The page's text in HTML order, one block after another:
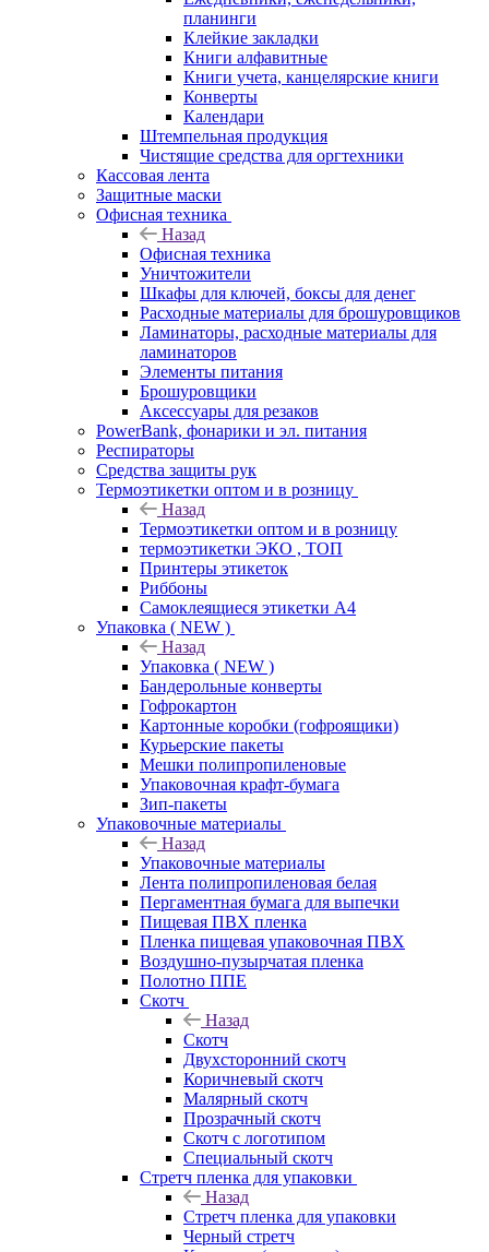
планинги
Клейкие закладки
Книги алфавитные
Книги учета, канцелярские книги
Конверты
Календари
Штемпельная продукция
Чистящие средства для оргтехники
Кассовая лента
Защитные маски
Офисная техника
Назад
Офисная техника
Уничтожители
Шкафы для ключей, боксы для денег
Расходные материалы для брошуровщиков
Ламинаторы, расходные материалы для
ламинаторов
Элементы питания
Брошуровщики
Аксессуары для резаков
PowerBank, фонарики и эл. питания
Респираторы
Средства защиты рук
Термоэтикетки оптом и в розницу
Назад
Термоэтикетки оптом и в розницу
термоэтикетки ЭКО , ТОП
Принтеры этикеток
Риббоны
Самоклеящиеся этикетки А4
Упаковка ( NEW )
Назад
Упаковка ( NEW )
Бандерольные конверты
Гофрокартон
Картонные коробки (гофроящики)
Курьерские пакеты
Мешки полипропиленовые
Упаковочная крафт-бумага
Зип-пакеты
Упаковочные материалы
Назад
Упаковочные материалы
Лента полипропиленовая белая
Пергаментная бумага для выпечки
Пищевая ПВХ пленка
Пленка пищевая упаковочная ПВХ
Воздушно-пузырчатая пленка
Полотно ППЕ
Скотч
Назад
Скотч
Двухсторонний скотч
Коричневый скотч
Малярный скотч
Прозрачный скотч
Скотч с логотипом
Специальный скотч
Стретч пленка для упаковки
Назад
Стретч пленка для упаковки
Черный стретч